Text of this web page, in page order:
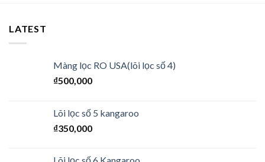
LATEST
Màng lọc RO USA(lõi lọc số 4)
₫500,000
Lõi lọc số 5 kangaroo
₫350,000